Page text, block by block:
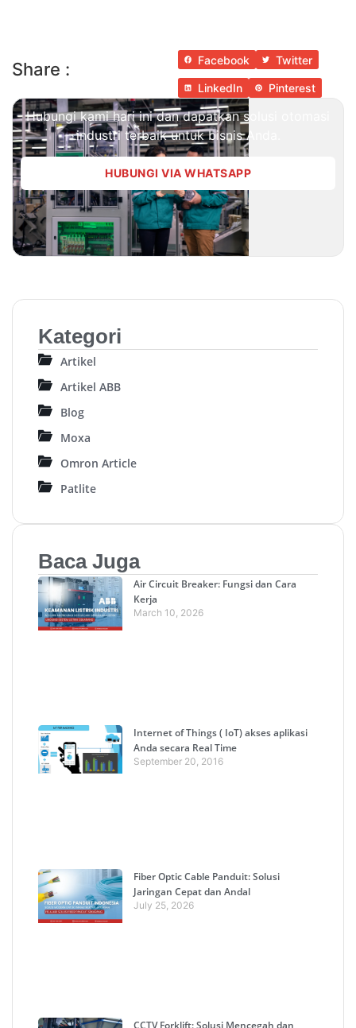
Share : Facebook Twitter
LinkedIn Pinterest
Hubungi kami hari ini dan dapatkan solusi otomasi
industri terbaik untuk bisnis Anda.
HUBUNGI VIA WHATSAPP
Kategori
Artikel
Artikel ABB
Blog
Moxa
Omron Article
Patlite
Baca Juga
Air Circuit Breaker: Fungsi dan Cara
Kerja
March 10, 2026
Internet of Things ( IoT) akses aplikasi
Anda secara Real Time
September 20, 2016
Fiber Optic Cable Panduit: Solusi
Jaringan Cepat dan Andal
July 25, 2026